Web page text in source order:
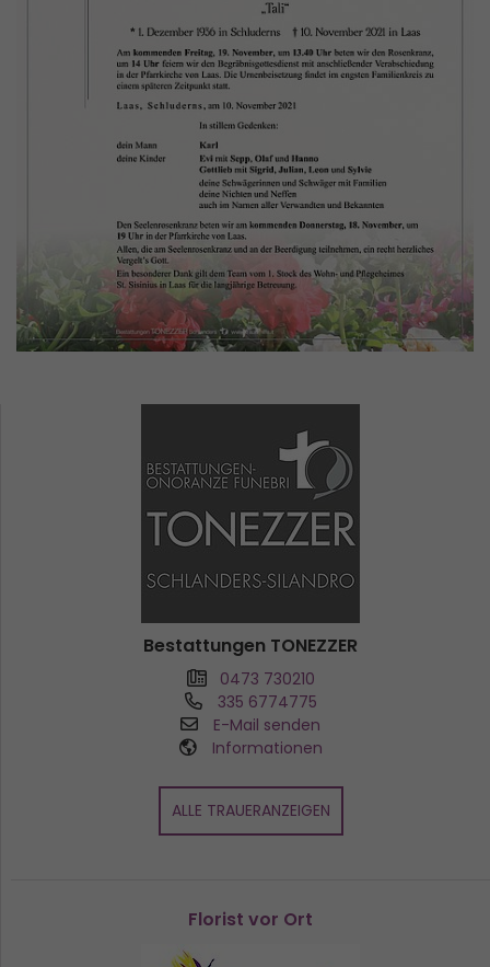
Bestattungen TONEZZER
0473 730210
335 6774775
E-Mail senden
Informationen
ALLE TRAUERANZEIGEN
Florist vor Ort